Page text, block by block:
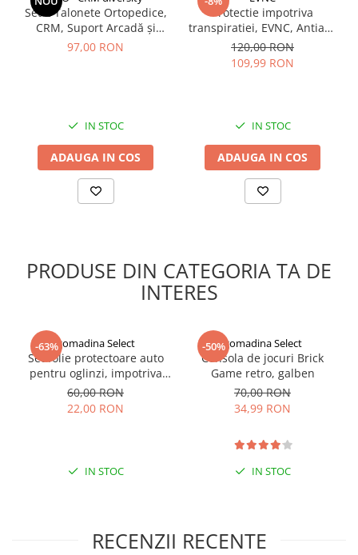
Set 2 Talonete Ortopedice,
CRM, Suport Arcadă și
Amortizare, Negru-Albastru
97,00 RON
IN STOC
ADAUGA IN COS
Protectie impotriva
transpiratiei, EVNC, Antiaxa
Shield, absoarbe eficient
transpiratia
120,00 RON
109,99 RON
IN STOC
ADAUGA IN COS
PRODUSE DIN CATEGORIA TA DE
INTERES
-63%gomadina Select
Set folie protectoare auto
pentru oglinzi, impotriva
apei si aburului, Film
Protect
60,00 RON
22,00 RON
IN STOC
-50%gomadina Select
Consola de jocuri Brick
Game retro, galben
70,00 RON
34,99 RON
IN STOC
RECENZII RECENTE